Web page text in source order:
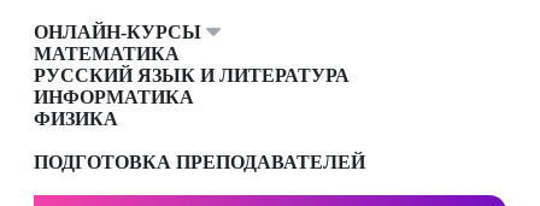
ОНЛАЙН-КУРСЫ
МАТЕМАТИКА
РУССКИЙ ЯЗЫК И ЛИТЕРАТУРА
ИНФОРМАТИКА
ФИЗИКА
ПОДГОТОВКА ПРЕПОДАВАТЕЛЕЙ